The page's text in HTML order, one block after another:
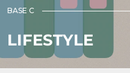
BASE C
LIFESTYLE